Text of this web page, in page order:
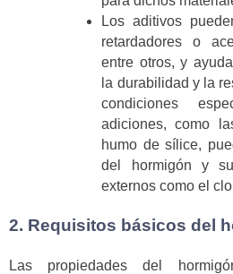
Los aditivos
retardadores o
entre otros, y
la durabilidad y la
condiciones
adiciones, como
humo de sílice,
del hormigón y
externos como el
2. Requisitos básicos del
Las propiedades del